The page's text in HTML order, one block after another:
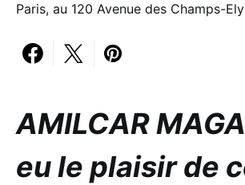
Paris, au 120 Avenue des Champs-
AMILCAR
eu le plaisir de